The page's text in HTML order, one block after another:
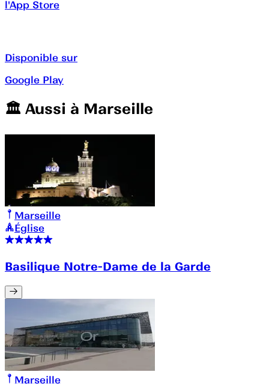
l'App Store
Disponible sur
Google Play
🏛️️ Aussi à Marseille
Marseille
Église
Basilique Notre-Dame de la Garde
Marseille